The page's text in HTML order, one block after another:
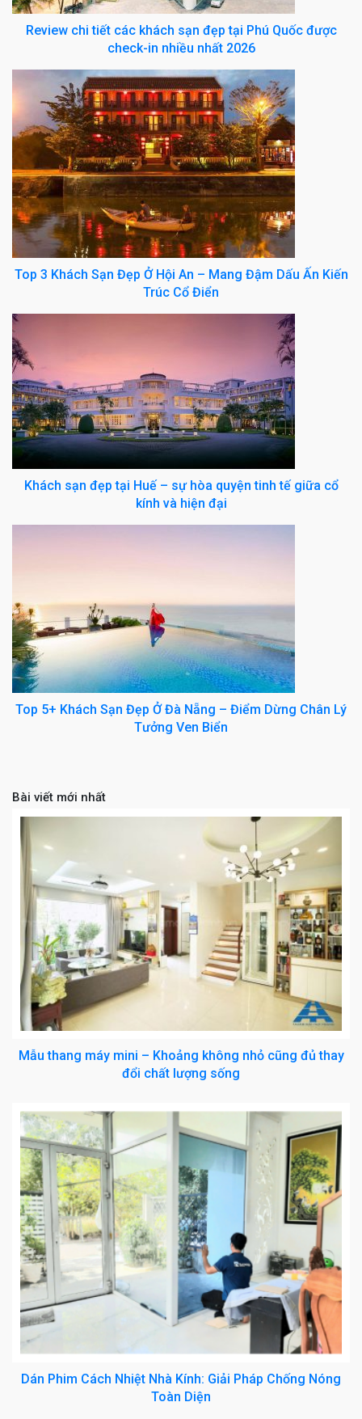
Review chi tiết các khách sạn đẹp tại Phú Quốc được
check-in nhiều nhất 2026
Top 3 Khách Sạn Đẹp Ở Hội An – Mang Đậm Dấu Ấn Kiến
Trúc Cổ Điển
Khách sạn đẹp tại Huế – sự hòa quyện tinh tế giữa cổ
kính và hiện đại
Top 5+ Khách Sạn Đẹp Ở Đà Nẵng – Điểm Dừng Chân Lý
Tưởng Ven Biển
Bài viết mới nhất
Mẫu thang máy mini – Khoảng không nhỏ cũng đủ thay
đổi chất lượng sống
Dán Phim Cách Nhiệt Nhà Kính: Giải Pháp Chống Nóng
Toàn Diện